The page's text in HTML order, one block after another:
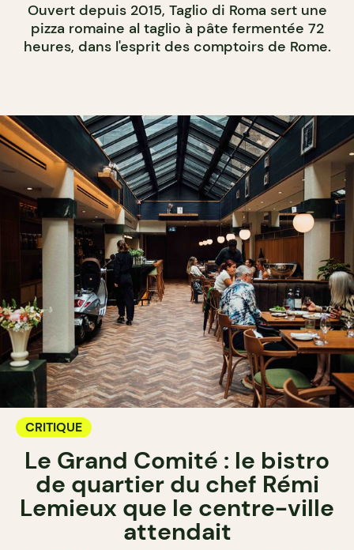
Ouvert depuis 2015, Taglio di Roma sert une
pizza romaine al taglio à pâte fermentée 72
heures, dans l'esprit des comptoirs de Rome.
CRITIQUE
Le Grand Comité : le bistro
de quartier du chef Rémi
Lemieux que le centre-ville
attendait